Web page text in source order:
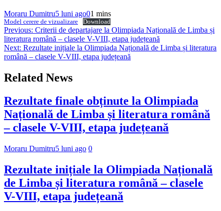
Moraru Dumitru5 luni ago01 mins
Model cerere de vizualizare Download
Navigare
în
articole
Previous: Criterii de departajare la Olimpiada Națională de Limba și
literatura română – clasele V-VIII, etapa județeană
Next: Rezultate inițiale la Olimpiada Națională de Limba și literatura
română – clasele V-VIII, etapa județeană
Related News
Rezultate finale obținute la Olimpiada
Națională de Limba și literatura română
– clasele V-VIII, etapa județeană
Moraru Dumitru5 luni ago 0
Rezultate inițiale la Olimpiada Națională
de Limba și literatura română – clasele
V-VIII, etapa județeană